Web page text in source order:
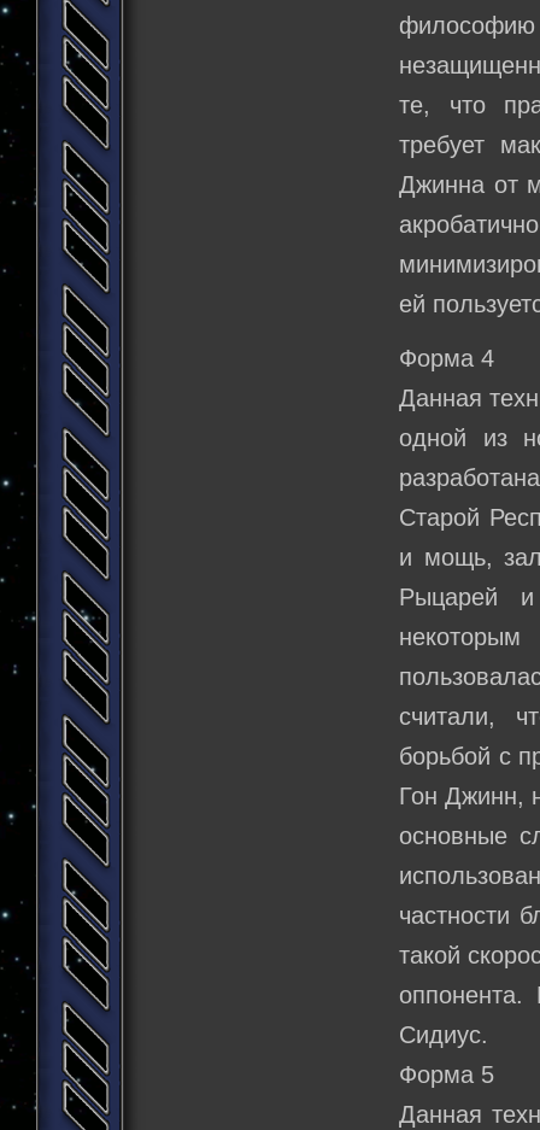
те, что
требует
Джинна от
ей
Форма 4
Данная
одной из
Старой
и мощь,
Рыцарей
считали,
борьбой с
Гон Джинн,
основные
частности
такой
Сидиус.
Форма 5
Данная